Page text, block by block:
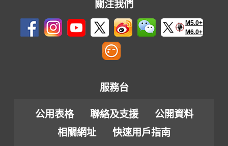
關注我們
M5.0+
M6.0+
服務台
公用表格 聯絡及支援
公開資料
相關網址
快速用戶指南